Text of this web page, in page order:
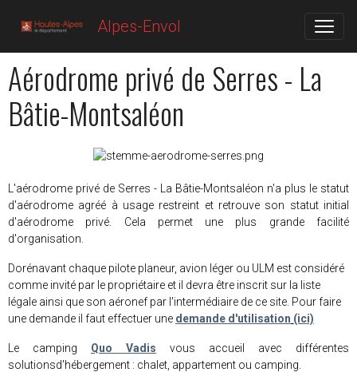
Alpes-Envol
Aérodrome privé de Serres - La
Bâtie-Montsaléon
L'aérodrome privé de Serres - La Bâtie-Montsaléon n'a plus le statut
d'aérodrome agréé à usage restreint et retrouve son statut initial
d'aérodrome privé. Cela permet une plus grande facilité
d'organisation.
Dorénavant chaque pilote planeur, avion léger ou ULM est considéré
comme invité par le propriétaire et il devra être inscrit sur la liste
légale ainsi que son aéronef par l'intermédiaire de ce site. Pour faire
une demande il faut effectuer une demande d'utilisation (ici)
Le camping Quo Vadis vous accueil avec différentes
solutionsd'hébergement : chalet, appartement ou camping.